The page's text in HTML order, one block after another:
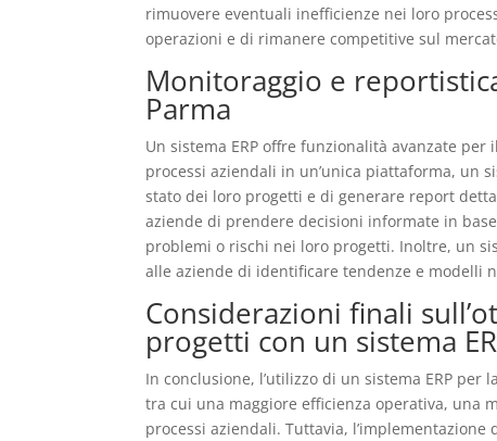
rimuovere eventuali inefficienze nei loro
operazioni e di rimanere competitive sul
Monitoraggio e
Parma
Un sistema ERP offre funzionalità avanzate
processi aziendali in un’unica piattaforma, un
stato dei loro progetti e di generare report
aziende di prendere decisioni informate in
problemi o rischi nei loro progetti. Inoltre, un
alle aziende di identificare tendenze e modelli
Considerazioni finali
progetti con un sistema
In conclusione, l’utilizzo di un sistema ERP
tra cui una maggiore efficienza operativa, una
processi aziendali. Tuttavia,